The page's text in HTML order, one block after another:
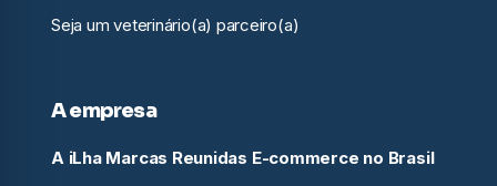
Seja um veterinário(a) parceiro(a)
A empresa
A iLha Marcas Reunidas E-commerce no Brasil